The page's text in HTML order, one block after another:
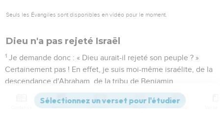
Seuls les Évangiles sont disponibles en vidéo pour le moment.
Dieu n'a pas rejeté Israël
1 Je demande donc : « Dieu aurait-il rejeté son peuple ? »
Certainement pas ! En effet, je suis moi-même israélite, de la
descendance d'Abraham, de la tribu de Benjamin.
Dieu n'a pas rejeté son peuple, qu'il a connu d'avance. Ne
savez-vous pas ce que l'Ecriture rapporte au sujet d'Elie,
Versions Commentaires Strong